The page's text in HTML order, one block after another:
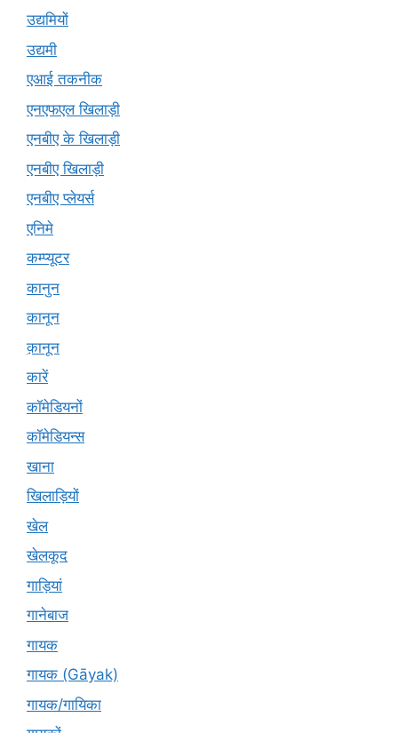
उद्यमियों
उद्यमी
एआई तकनीक
एनएफएल खिलाड़ी
एनबीए के खिलाड़ी
एनबीए खिलाड़ी
एनबीए प्लेयर्स
एनिमे
कम्प्यूटर
कानुन
कानून
क़ानून
कारें
कॉमेडियनों
कॉमेडियन्स
खाना
खिलाड़ियों
खेल
खेलकूद
गाड़ियां
गानेबाज
गायक
गायक (Gāyak)
गायक/गायिका